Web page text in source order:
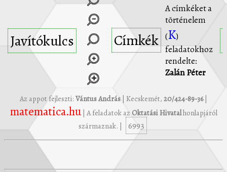
Javítókulcs Címkék
A címkéket a
történelem
(K)
feladatokhoz
rendelte:
Zalán Péter
Az appot fejleszti: Vántus András | Kecskemét, 20/424-89-36|
matematica.hu| A feladatok az Oktatási Hivatalhonlapjáról
származnak. |
6993